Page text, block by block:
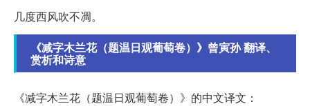
几度西风吹不凋。
《减字木兰花（题温日观葡萄卷）》曾寅孙 翻译、
赏析和诗意
《减字木兰花（题温日观葡萄卷）》的中文译文：